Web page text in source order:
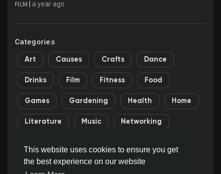
This website uses cookies to ensure you get
the best experience on our website
FILM a year ago
Categories
Art Causes Crafts Dance
Drinks Film Fitness Food
Games Gardening Health Home
Literature Music Networking
Sports Theater Wellness